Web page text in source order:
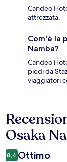
Candeo
attrezzata.
Com'è la
Namba?
Candeo
piedi da
viaggiatori
Recensioni
Osaka
8,4 Ottimo